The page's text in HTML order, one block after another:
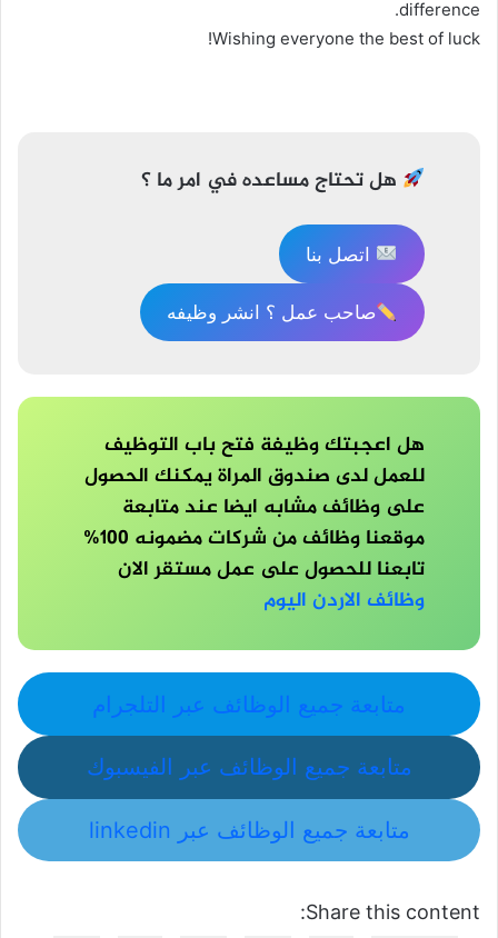
difference.
Wishing everyone the best of luck!
هل تحتاج مساعده في امر ما ؟
اتصل بنا
صاحب عمل ؟ انشر وظيفه
هل اعجبتك وظيفة فتح باب التوظيف
للعمل لدى صندوق المراة يمكنك الحصول
على وظائف مشابه ايضا عند متابعة
موقعنا وظائف من شركات مضمونه 100%
تابعنا للحصول على عمل مستقر الان
وظائف الاردن اليوم
متابعة جميع الوظائف عبر التلجرام
متابعة جميع الوظائف عبر الفيسبوك
متابعة جميع الوظائف عبر linkedin
Share this content: